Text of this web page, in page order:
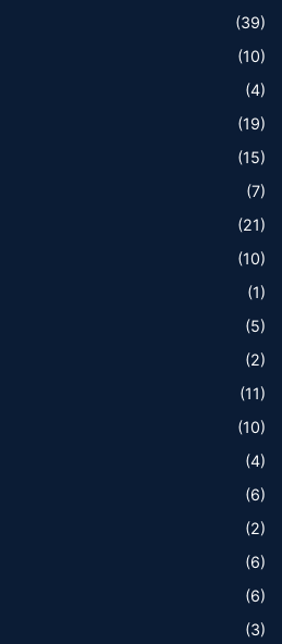
(39)
(10)
(4)
(19)
(15)
(7)
(21)
(10)
(1)
(5)
(2)
(11)
(10)
(4)
(6)
(2)
(6)
(6)
(3)